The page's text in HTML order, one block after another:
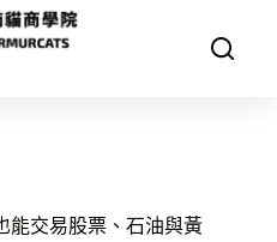
能交易股票、石油與黃